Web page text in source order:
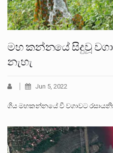
මහ කන්නයේ සිදුවූ
නැහැ
Jun 5, 2022
ගිය මහකන්නයේ වී වගාවට